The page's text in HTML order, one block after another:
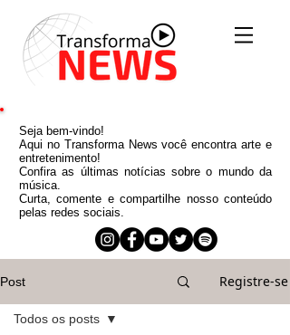
Seja bem-vindo!
Aqui no Transforma News você encontra arte e
entretenimento!
Confira as últimas notícias sobre o mundo da
música.
Curta, comente e compartilhe nosso conteúdo
pelas redes sociais.
Post Registre-se
Todos os posts